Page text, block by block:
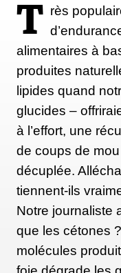
T rès
alimentaires à
produites
lipides quand
glucides –
à l’effort, une
de coups de
décuplée.
tiennent-ils
Notre journaliste
que les cétones
molécules